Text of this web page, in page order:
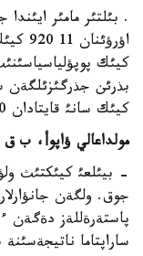
. بئلتئر مامئر ايئندا
كيئك
بذرئن جذرگئزئلگةن
كيئك سانئ قايتادان 20 مئثعا جةتكةنئن كورسةتكةن ةدئ...
مولداعالي ؤاپوأ، ب
- بيئلعئ كيئكتئث
جوق. ولگةن
پاستةرةللةز دةگةن
ساراپتاما